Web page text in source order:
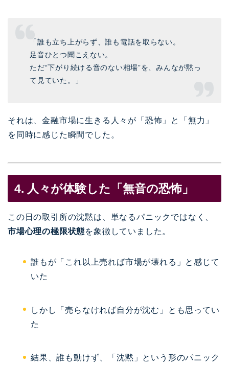
「誰も立ち上がらず、誰も電話を取らない。
足音ひとつ聞こえない。
ただ“下がり続ける音のない相場”を、みんなが黙っ
て見ていた。」
それは、金融市場に生きる人々が「恐怖」と「無力」
を同時に感じた瞬間でした。
4. 人々が体験した「無音の恐怖」
この日の取引所の沈黙は、単なるパニックではなく、
市場心理の極限状態を象徴していました。
誰もが「これ以上売れば市場が壊れる」と感じて
いた
しかし「売らなければ自分が沈む」とも思ってい
た
結果、誰も動けず、「沈黙」という形のパニック